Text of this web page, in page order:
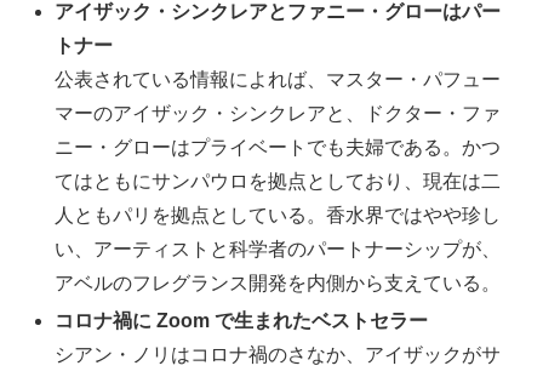
アイザック・シンクレアとファニー・グローはパー
トナー
公表されている情報によれば、マスター・パフュー
マーのアイザック・シンクレアと、ドクター・ファ
ニー・グローはプライベートでも夫婦である。かつ
てはともにサンパウロを拠点としており、現在は二
人ともパリを拠点としている。香水界ではやや珍し
い、アーティストと科学者のパートナーシップが、
アベルのフレグランス開発を内側から支えている。
コロナ禍に Zoom で生まれたベストセラー
シアン・ノリはコロナ禍のさなか、アイザックがサ